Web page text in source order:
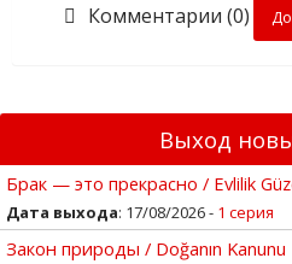
Комментарии (0)
Выход
Брак — это прекрасно / Evlilik
Дата выхода: 17/08/2026 - 1 серия
Закон природы / Doğanın Kanunu